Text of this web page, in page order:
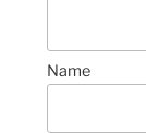
Name